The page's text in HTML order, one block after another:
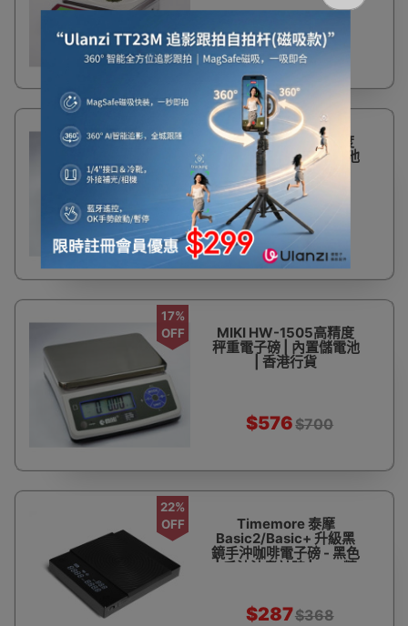
$179$198
OFF
MIKI HW-3001高精度
秤重電子磅 | 內置儲電池
| 香港行貨
$592$700
17%
OFF
MIKI HW-1505高精度
秤重電子磅 | 內置儲電池
| 香港行貨
$576$700
22%
OFF
Timemore 泰摩
Basic2/Basic+ 升級黑
鏡手沖咖啡電子磅 - 黑色
| 手沖沖煮計時 | 0.1g精
$287$368